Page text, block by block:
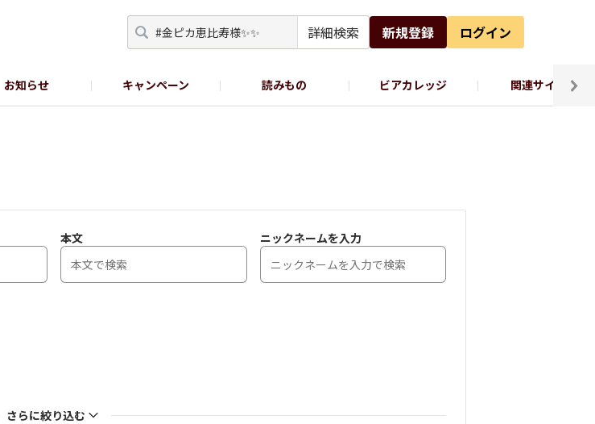
詳細検索 新規登録 ログイン
お知らせ キャンペーン 読みもの ビアカレッジ 関連サイト
本文 ニックネームを入力
さらに絞り込む